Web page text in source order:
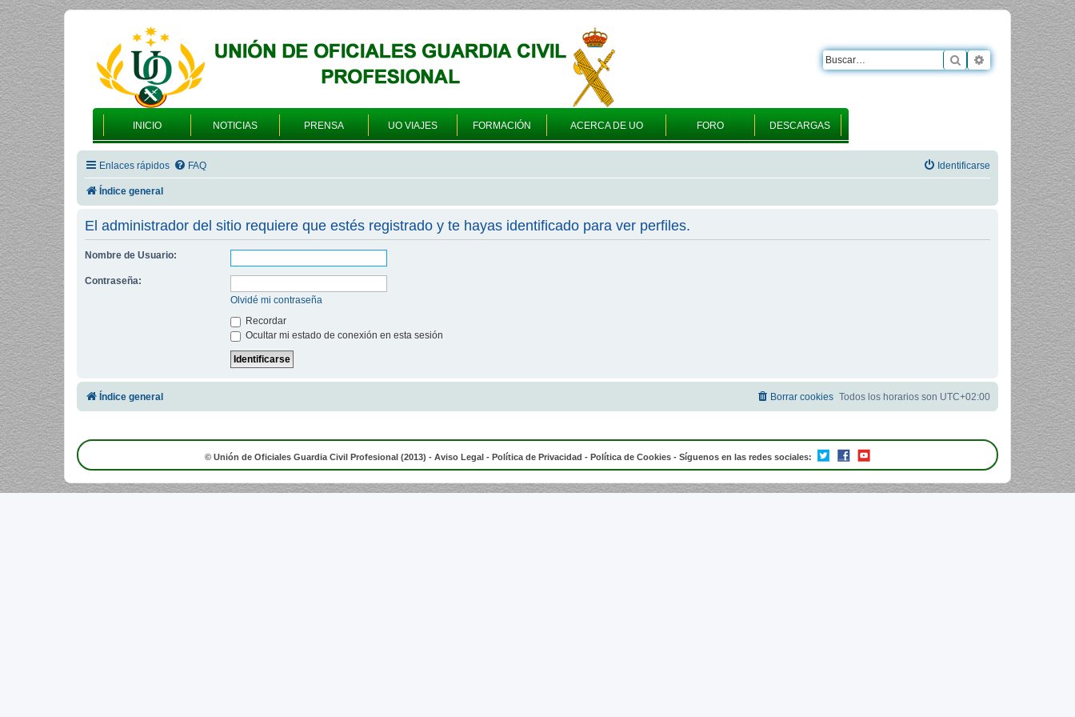
INICIO NOTICIAS PRENSA UO VIAJES FORMACIÓN ACERCA DE UO FORO DESCARGAS
Buscar Búsqueda
Enlaces rápidos FAQ Identificarse
Índice general
El administrador del sitio requiere que estés registrado y te hayas identificado para ver perfiles.
Nombre de Usuario:
Contraseña:
Olvidé mi contraseña
Recordar
Ocultar mi estado de conexión en esta sesión
Índice general Todos los horarios son UTC+02:00
Borrar cookies
© Unión de Oficiales Guardia Civil Profesional (2013) - Aviso Legal - Política de Privacidad - Política de Cookies - Síguenos en las redes sociales: